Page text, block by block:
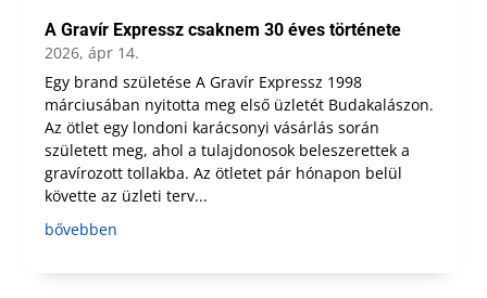
A Gravír Expressz csaknem 30 éves története
2026, ápr 14.
Egy brand születése A Gravír Expressz 1998
márciusában nyitotta meg első üzletét Budakalászon.
Az ötlet egy londoni karácsonyi vásárlás során
született meg, ahol a tulajdonosok beleszerettek a
gravírozott tollakba. Az ötletet pár hónapon belül
követte az üzleti terv...
bővebben